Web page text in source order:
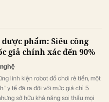
phẩm: Siêu công
giả chính xác đến 90%
linh kiện robot đồ chơi rẻ tiền, một
y tế đã ra đời với mức giá chỉ 5
sở hữu khả năng soi thấu mọi